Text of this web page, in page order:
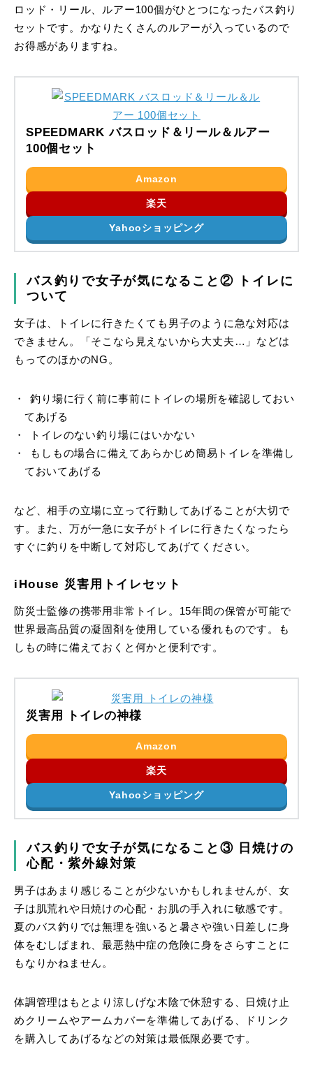
ロッド・リール、ルアー100個がひとつになったバス釣り
セットです。かなりたくさんのルアーが入っているので
お得感がありますね。
SPEEDMARK バスロッド＆リール＆ルアー
100個セット
Amazon
楽天
Yahooショッピング
バス釣りで女子が気になること② トイレに
ついて
女子は、トイレに行きたくても男子のように急な対応は
できません。「そこなら見えないから大丈夫…」などは
もってのほかのNG。
釣り場に行く前に事前にトイレの場所を確認しておい
てあげる
トイレのない釣り場にはいかない
もしもの場合に備えてあらかじめ簡易トイレを準備し
ておいてあげる
など、相手の立場に立って行動してあげることが大切で
す。また、万が一急に女子がトイレに行きたくなったら
すぐに釣りを中断して対応してあげてください。
iHouse 災害用トイレセット
防災士監修の携帯用非常トイレ。15年間の保管が可能で
世界最高品質の凝固剤を使用している優れものです。も
しもの時に備えておくと何かと便利です。
災害用 トイレの神様
Amazon
楽天
Yahooショッピング
バス釣りで女子が気になること③ 日焼けの
心配・紫外線対策
男子はあまり感じることが少ないかもしれませんが、女
子は肌荒れや日焼けの心配・お肌の手入れに敏感です。
夏のバス釣りでは無理を強いると暑さや強い日差しに身
体をむしばまれ、最悪熱中症の危険に身をさらすことに
もなりかねません。
体調管理はもとより涼しげな木陰で休憩する、日焼け止
めクリームやアームカバーを準備してあげる、ドリンク
を購入してあげるなどの対策は最低限必要です。